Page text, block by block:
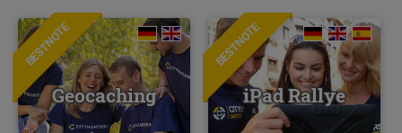
BESTNOTE
Geocaching
BESTNOTE
iPad Rallye